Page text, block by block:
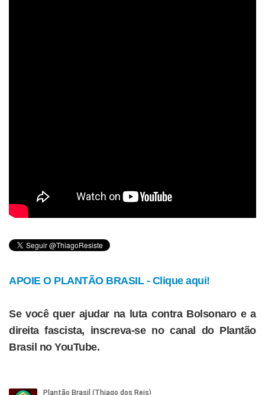
APOIE O PLANTÃO BRASIL - Clique aqui!
Se você quer ajudar na luta contra Bolsonaro e a
direita fascista, inscreva-se no canal do Plantão
Brasil no YouTube.